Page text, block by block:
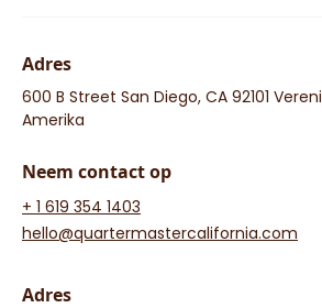
Adres
600 B Street San Diego, CA 92101
Amerika
Neem contact op
+ 1 619 354 1403
hello@quartermastercalifornia.com
Adres